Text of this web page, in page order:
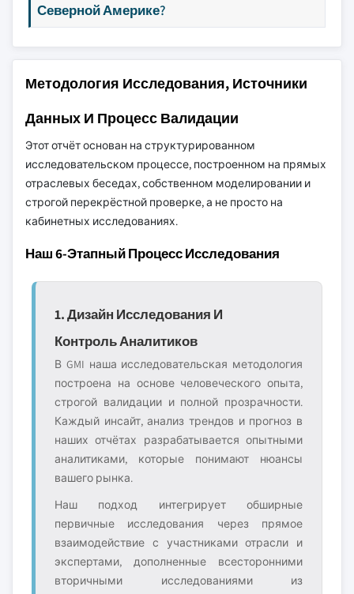
Северной Америке?
Методология Исследования, Источники
Данных И Процесс Валидации
Этот отчёт основан на структурированном
исследовательском процессе, построенном на прямых
отраслевых беседах, собственном моделировании и
строгой перекрёстной проверке, а не просто на
кабинетных исследованиях.
Наш 6-Этапный Процесс Исследования
1. Дизайн Исследования И
Контроль Аналитиков
В GMI наша исследовательская методология
построена на основе человеческого опыта,
строгой валидации и полной прозрачности.
Каждый инсайт, анализ трендов и прогноз в
наших отчётах разрабатывается опытными
аналитиками, которые понимают нюансы
вашего рынка.
Наш подход интегрирует обширные
первичные исследования через прямое
взаимодействие с участниками отрасли и
экспертами, дополненные всесторонними
вторичными исследованиями из